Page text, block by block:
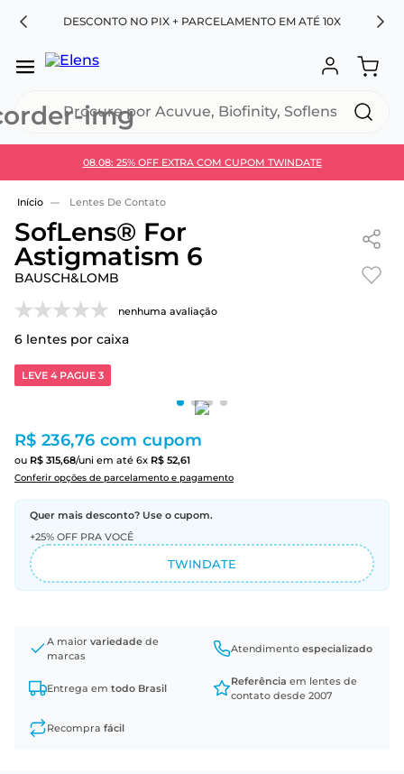
DESCONTO NO PIX + PARCELAMENTO EM ATÉ 10X
08.08: 25% OFF EXTRA COM CUPOM TWINDATE
Use 30HOJE e ganhe 30% OFF + economia extra no
Lentes De Contato
SofLens® For
Astigmatism 6
BAUSCH&LOMB
nenhuma avaliação
6 lentes por caixa
LEVE 4 PAGUE 3
R$ 236,76 com cupom
ou R$ 315,68/uni em até 6x R$ 52,61
Conferir opções de parcelamento e pagamento
Quer mais desconto? Use o cupom.
+25% OFF PRA VOCÊ
TWINDATE
A maior variedade de
marcas
Atendimento especializado
Entrega em todo Brasil
Referência em lentes de
contato desde 2007
Recompra fácil